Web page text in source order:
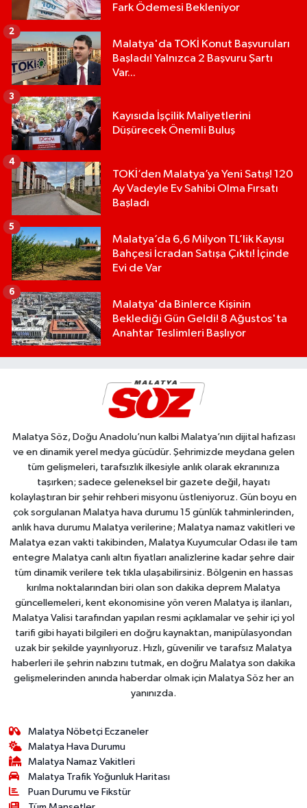
Fark Ödemesi Bekleniyor
Malatya'da TOKİ Konut Başvuruları
Başladı! Yalnızca 2 Başvuru Şartı
Var...
2
Kayısıda İşçilik Maliyetlerini
Düşürecek Önemli Buluş
3
TOKİ’den Malatya’ya Yeni Satış! 120
Ay Vadeyle Ev Sahibi Olma Fırsatı
Başladı
4
Malatya’da 6,6 Milyon TL’lik Kayısı
Bahçesi İcradan Satışa Çıktı! İçinde
Evi de Var
5
Malatya'da Binlerce Kişinin
Beklediği Gün Geldi! 8 Ağustos'ta
Anahtar Teslimleri Başlıyor
6
Malatya Söz, Doğu Anadolu’nun kalbi Malatya’nın dijital hafızası
ve en dinamik yerel medya gücüdür. Şehrimizde meydana gelen
tüm gelişmeleri, tarafsızlık ilkesiyle anlık olarak ekranınıza
taşırken; sadece geleneksel bir gazete değil, hayatı
kolaylaştıran bir şehir rehberi misyonu üstleniyoruz. Gün boyu en
çok sorgulanan Malatya hava durumu 15 günlük tahminlerinden,
anlık hava durumu Malatya verilerine; Malatya namaz vakitleri ve
Malatya ezan vakti takibinden, Malatya Kuyumcular Odası ile tam
entegre Malatya canlı altın fiyatları analizlerine kadar şehre dair
tüm dinamik verilere tek tıkla ulaşabilirsiniz. Bölgenin en hassas
kırılma noktalarından biri olan son dakika deprem Malatya
güncellemeleri, kent ekonomisine yön veren Malatya iş ilanları,
Malatya Valisi tarafından yapılan resmi açıklamalar ve şehir içi yol
tarifi gibi hayati bilgileri en doğru kaynaktan, manipülasyondan
uzak bir şekilde yayınlıyoruz. Hızlı, güvenilir ve tarafsız Malatya
haberleri ile şehrin nabzını tutmak, en doğru Malatya son dakika
gelişmelerinden anında haberdar olmak için Malatya Söz her an
yanınızda.
Malatya Nöbetçi Eczaneler
Malatya Hava Durumu
Malatya Namaz Vakitleri
Malatya Trafik Yoğunluk Haritası
Puan Durumu ve Fikstür